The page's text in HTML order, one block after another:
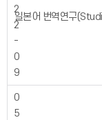
2
2
-
0
9
일본어 번역연구
0
5